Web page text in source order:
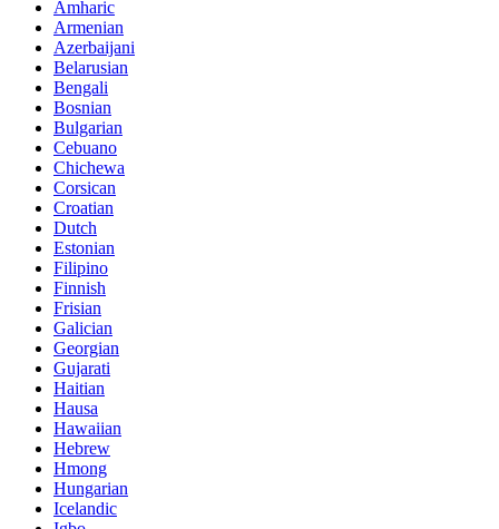
Amharic
Armenian
Azerbaijani
Belarusian
Bengali
Bosnian
Bulgarian
Cebuano
Chichewa
Corsican
Croatian
Dutch
Estonian
Filipino
Finnish
Frisian
Galician
Georgian
Gujarati
Haitian
Hausa
Hawaiian
Hebrew
Hmong
Hungarian
Icelandic